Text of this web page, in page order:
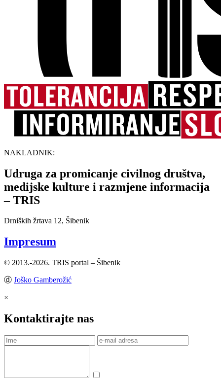
NAKLADNIK:
Udruga za promicanje civilnog društva,
medijske kulture i razmjene informacija
– TRIS
Drniških žrtava 12, Šibenik
Impresum
© 2013.-2026. TRIS portal – Šibenik
ⓓ Joško Gamberožić
×
Kontaktirajte nas